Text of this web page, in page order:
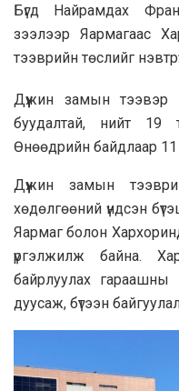
Бүгд Найрамдах
зээлээр Яармагаас
тээврийн төслийг
Дүүжин замын
буудалтай, нийт 19
Өнөөдрийн байдлаар 11
Дүүжин замын
хөдөлгөөний үндсэн
Яармаг болон
үргэлжилж байна.
байрлуулах
дуусаж, бүтээн